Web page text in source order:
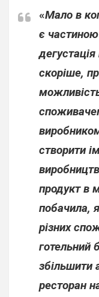
«Мало в
є частиною
скоріше,
створити
продукт в
побачила,
різних
готельний
збільшити
ресторан